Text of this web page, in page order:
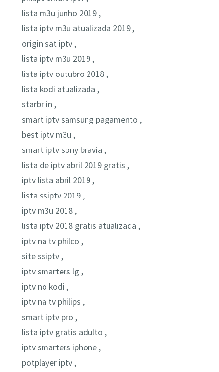
lista m3u junho 2019 ,
lista iptv m3u atualizada 2019 ,
origin sat iptv ,
lista iptv m3u 2019 ,
lista iptv outubro 2018 ,
lista kodi atualizada ,
starbr in ,
smart iptv samsung pagamento ,
best iptv m3u ,
smart iptv sony bravia ,
lista de iptv abril 2019 gratis ,
iptv lista abril 2019 ,
lista ssiptv 2019 ,
iptv m3u 2018 ,
lista iptv 2018 gratis atualizada ,
iptv na tv philco ,
site ssiptv ,
iptv smarters lg ,
iptv no kodi ,
iptv na tv philips ,
smart iptv pro ,
lista iptv gratis adulto ,
iptv smarters iphone ,
potplayer iptv ,